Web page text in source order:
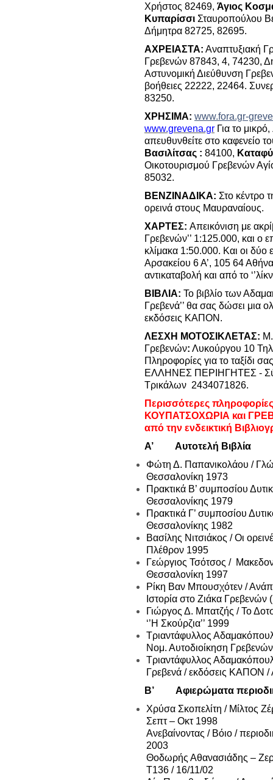
Χρήστος 82469, Άγιος
Κυπαρίσσι Σταυροπούλου
Δήμητρα 82725, 82695.
ΑΧΡΕΙΑΣΤΑ: Αναπτυξιακή
Γρεβενών 87843, 4, 74230,
Αστυνομική Διεύθυνση
βοήθειες 22222, 22464.
83250.
ΧΡΗΣΙΜΑ: www.fora.gr-
www.grevena.gr Για το
απευθυνθείτε στο καφενείο
Βασιλίτσας : 84100,
Οικοτουρισμού Γρεβενών
85032.
ΒΕΝΖΙΝΑΔΙΚΑ: Στο κέντρο
ορεινά στους Μαυραναίους.
ΧΑΡΤΕΣ: Απεικόνιση με
Γρεβενών’’ 1:125.000, και ο
κλίμακα 1:50.000. Και οι
Αρσακείου 6 Α’, 105 64
αντικαταβολή και από το
ΒΙΒΛΙΑ: Το βιβλίο των
Γρεβενά’’ θα σας δώσει μια
εκδόσεις ΚΑΠΟΝ.
ΛΕΣΧΗ ΜΟΤΟΣΙΚΛΕΤΑΣ:
Γρεβενών: Λυκούργου 10
Πληροφορίες για το ταξίδι
ΕΛΛΗΝΕΣ ΠΕΡΙΗΓΗΤΕΣ -
Τρικάλων 2434071826.
Περισσότερες
ΚΟΥΠΑΤΣΟΧΩΡΙΑ και
από την ενδεικτική
Α’ Αυτοτελή Βιβλία
Φώτη Δ. Παπανικολάου /
Θεσσαλονίκη 1973
Πρακτικά Β’ συμποσίου
Θεσσαλονίκης 1979
Πρακτικά Γ’ συμποσίου
Θεσσαλονίκης 1982
Βασίλης Νιτσιάκος / Οι
Πλέθρον 1995
Γεώργιος Τσότσος /
Θεσσαλονίκη 1997
Ρίκη Βαν Μπουσχότεν /
Ιστορία στο Ζιάκα
Γιώργος Δ. Μπατζής / Το
‘’Η Σκούρζια’’ 1999
Τριαντάφυλλος
Νομ. Αυτοδιοίκηση
Τριαντάφυλλος
Γρεβενά / εκδόσεις ΚΑΠΟΝ
Β’ Αφιερώματα
Χρύσα Σκοπελίτη / Μίλτος
Σεπτ – Οκτ 1998
Ανεβαίνοντας / Βόιο /
2003
Θοδωρής Αθανασιάδης –
Τ136 / 16/11/02